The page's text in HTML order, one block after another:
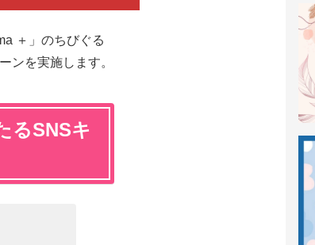
＋」のちびぐる
ンを実施します。
るSNSキ